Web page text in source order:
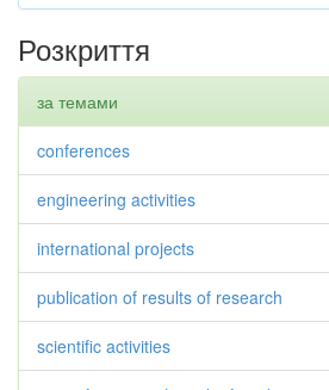
Розкриття
за темами
conferences
engineering activities
international projects
publication of results of research
scientific activities